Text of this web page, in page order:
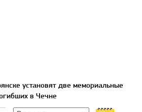
установят две мемориальные
в Чечне